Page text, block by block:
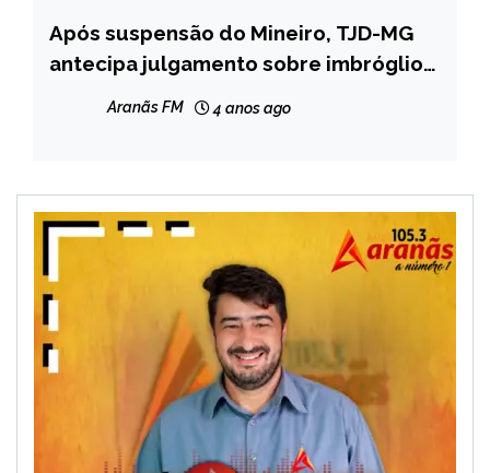
ESPORTES
Após suspensão do Mineiro, TJD-MG
antecipa julgamento sobre imbróglio
Aranãs FM 4 anos ago